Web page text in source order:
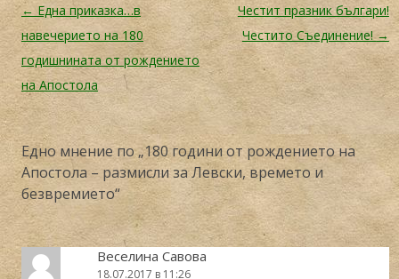
Навигация в публикациите
← Една приказка…в
навечерието на 180
годишнината от рождението
на Апостола
Честит празник българи!
Честито Съединение!→
Едно мнение по „180 години от рождението на
Апостола – размисли за Левски, времето и
безвремието“
Веселина Савова
18.07.2017 в 11:26